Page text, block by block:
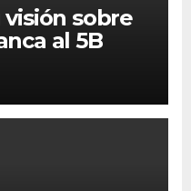
sobre
al 5B